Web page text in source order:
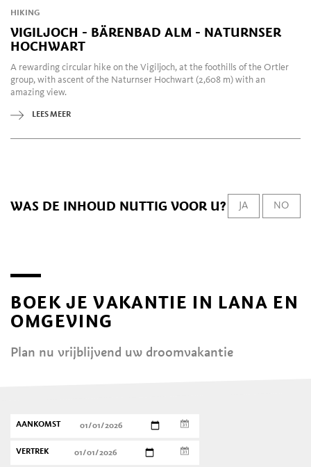
HIKING
VIGILJOCH - BÄRENBAD ALM - NATURNSER
HOCHWART
A rewarding circular hike on the Vigiljoch, at the foothills of the Ortler
group, with ascent of the Naturnser Hochwart (2,608 m) with an
amazing view.
LEES MEER
WAS DE INHOUD NUTTIG VOOR U? JA NO
BOEK JE VAKANTIE IN LANA EN
OMGEVING
Plan nu vrijblijvend uw droomvakantie
AANKOMST
VERTREK